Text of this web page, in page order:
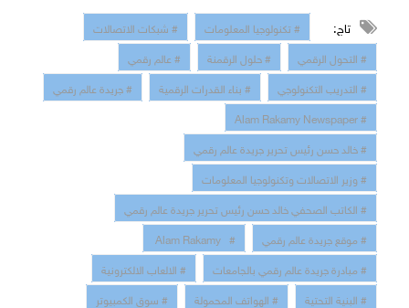
تاج: # تكنولوجيا المعلومات
# شبكات الاتصالات
# التحول الرقمي
# حلول الرقمنة
# عالم رقمي
# التدريب التكنولوجي
# بناء القدرات الرقمية
# جريدة عالم رقمي
# Alam Rakamy Newspaper
# خالد حسن رئيس تحرير جريدة عالم رقمي
# وزير الاتصالات وتكنولوجيا المعلومات
# الكاتب الصحفي خالد حسن رئيس تحرير جريدة عالم رقمي
# موقع جريدة عالم رقمي
# Alam Rakamy
# مبادرة جريدة عالم رقمي بالجامعات
# الالعاب الالكترونية
# البنية التحتية
# الهواتف المحمولة
# سوق الكمبيوتر